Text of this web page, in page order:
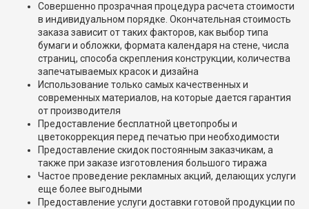
Совершенно прозрачная процедура расчета стоимости
в индивидуальном порядке. Окончательная стоимость
заказа зависит от таких факторов, как выбор типа
бумаги и обложки, формата календаря на стене, числа
страниц, способа скрепления конструкции, количества
запечатываемых красок и дизайна
Использование только самых качественных и
современных материалов, на которые дается гарантия
от производителя
Предоставление бесплатной цветопробы и
цветокоррекция перед печатью при необходимости
Предоставление скидок постоянным заказчикам, а
также при заказе изготовления большого тиража
Частое проведение рекламных акций, делающих услуги
еще более выгодными
Предоставление услуги доставки готовой продукции по